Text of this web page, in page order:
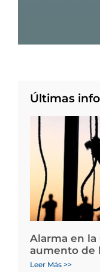
Últimas
Alarma en la
aumento de
Leer Más >>